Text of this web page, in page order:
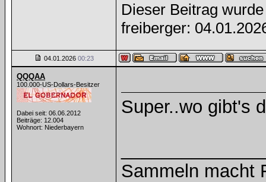
Dieser Beitrag
freiberger:
04.01.2026 00:23
QQQAA
100.000-US-Dollars-Besitzer
Dabei seit: 06.06.2012
Beiträge: 12.004
Wohnort: Niederbayern
Super..wo gibt's
Sammeln macht